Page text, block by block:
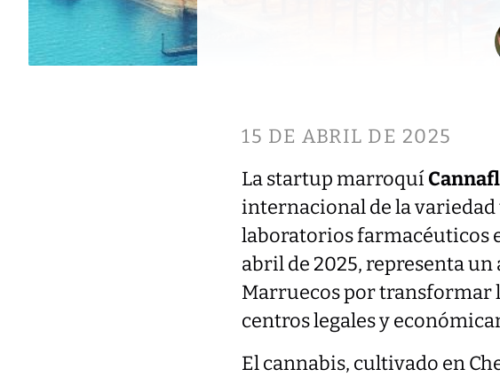
15 DE ABRIL DE 2025
La startup marroquí
internacional de la
laboratorios farmacéuticos
abril de 2025, representa
Marruecos por transformar
centros legales y
El cannabis, cultivado en